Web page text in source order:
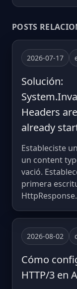
POSTS
2026-07-17
Solución:
Headers
already
Estableciste
un content
vació.
primera
2026-08-02
Cómo
HTTP/3 en